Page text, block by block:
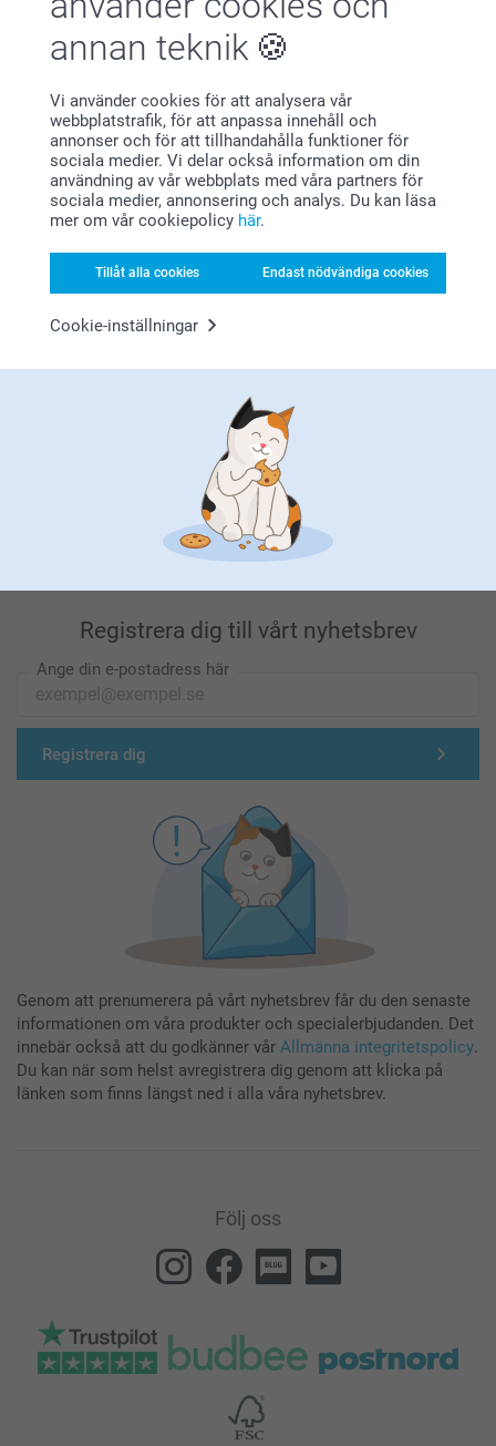
annan teknik
Vi använder cookies för att analysera vår
webbplatstrafik, för att anpassa innehåll och
annonser och för att tillhandahålla funktioner för
sociala medier. Vi delar också information om din
användning av vår webbplats med våra partners för
sociala medier, annonsering och analys. Du kan läsa
mer om vår cookiepolicy här.
Tillåt alla cookies Endast nödvändiga cookies
Cookie-inställningar
Bonus på alla dina köp
Förstklassig kundservice
Registrera dig till vårt nyhetsbrev
Ange din e-postadress här
Registrera dig
Genom att prenumerera på vårt nyhetsbrev får du den senaste
informationen om våra produkter och specialerbjudanden. Det
innebär också att du godkänner vår Allmänna integritetspolicy.
Du kan när som helst avregistrera dig genom att klicka på
länken som finns längst ned i alla våra nyhetsbrev.
Följ oss